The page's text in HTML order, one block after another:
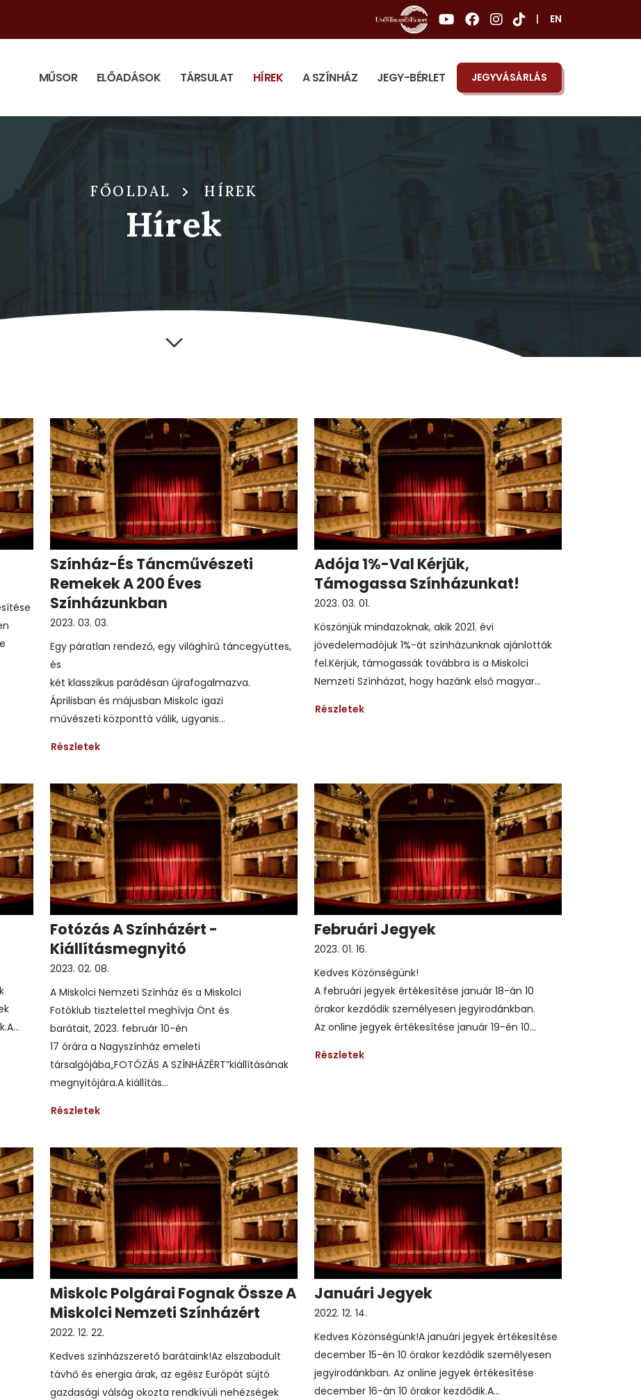
EN
MŰSOR ELŐADÁSOK TÁRSULAT HÍREK A SZÍNHÁZ JEGY-BÉRLET JEGYVÁSÁRLÁS
FŐOLDAL HÍREK
Hírek
Színház-És Táncművészeti
Remekek A 200 Éves
Színházunkban
2023. 03. 03.
Egy páratlan rendező, egy világhírű táncegyüttes,
és
két klasszikus parádésan újrafogalmazva.
Áprilisban és májusban Miskolc igazi
művészeti központtá válik, ugyanis...
Részletek
Adója 1%-Val Kérjük,
Támogassa Színházunkat!
2023. 03. 01.
Köszönjük mindazoknak, akik 2021. évi
jövedelemadójuk 1%-át színházunknak ajánlották
fel.Kérjük, támogassák továbbra is a Miskolci
Nemzeti Színházat, hogy hazánk első magyar...
Részletek
Fotózás A Színházért -
Kiállításmegnyitó
2023. 02. 08.
A Miskolci Nemzeti Színház és a Miskolci
Fotóklub tisztelettel meghívja Önt és
barátait, 2023. február 10-én
17 órára a Nagyszínház emeleti
társalgójába„FOTÓZÁS A SZÍNHÁZÉRT”kiállításának
megnyitójára.A kiállítás...
Részletek
Februári Jegyek
2023. 01. 16.
Kedves Közönségünk!
A februári jegyek értékesítése január 18-án 10
órakor kezdődik személyesen jegyirodánkban.
Az online jegyek értékesítése január 19-én 10...
Részletek
Miskolc Polgárai Fognak Össze A
Miskolci Nemzeti Színházért
2022. 12. 22.
Kedves színházszerető barátaink!Az elszabadult
távhő és energia árak, az egész Európát sújtó
gazdasági válság okozta rendkívüli nehézségek
Januári Jegyek
2022. 12. 14.
Kedves Közönségünk!A januári jegyek értékesítése
december 15-én 10 órakor kezdődik személyesen
jegyirodánkban. Az online jegyek értékesítése
december 16-án 10 órakor kezdődik.A...